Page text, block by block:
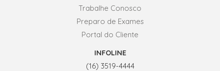
Trabalhe Conosco
Preparo de Exames
Portal do Cliente
INFOLINE
(16) 3519-4444